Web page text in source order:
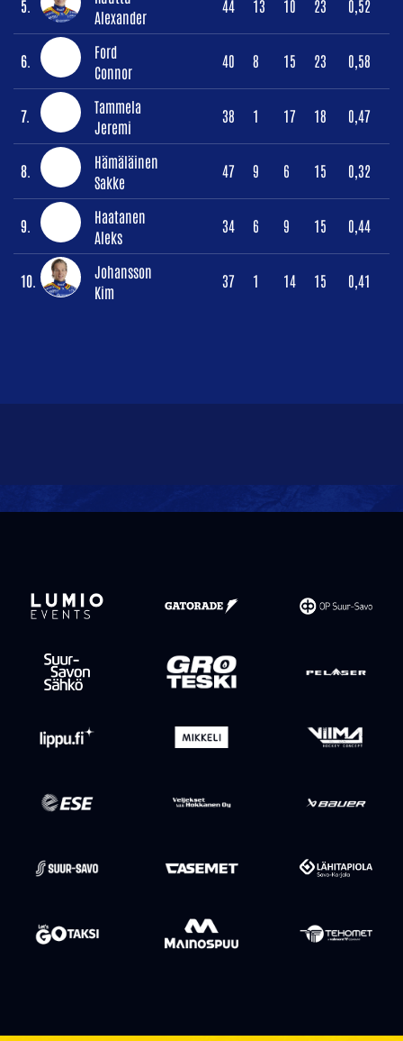
5.
Alexander
44 13 10 23 0,52
6.
Ford
Connor
40 8 15 23 0,58
7.
Tammela
Jeremi
38 1 17 18 0,47
8.
Hämäläinen
Sakke
47 9 6 15 0,32
9.
Haatanen
Aleks
34 6 9 15 0,44
10.
Johansson
Kim
37 1 14 15 0,41